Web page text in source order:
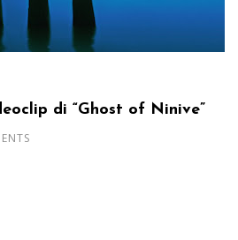
di “Ghost of Ninive”